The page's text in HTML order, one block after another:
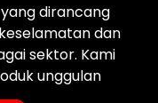
dirancang
dan
sektor. Kami
unggulan